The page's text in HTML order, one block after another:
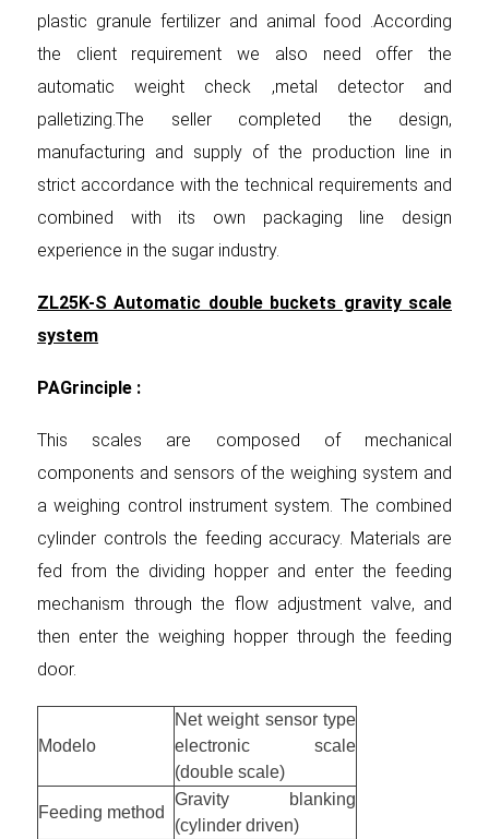
plastic granule fertilizer and animal food .According
the client requirement we also need offer the
automatic weight check ,metal detector and
palletizing.The seller completed the design,
manufacturing and supply of the production line in
strict accordance with the technical requirements and
combined with its own packaging line design
experience in the sugar industry.
ZL25K-S Automatic double buckets gravity scale
system
PAGrinciple :
This scales are composed of mechanical
components and sensors of the weighing system and
a weighing control instrument system. The combined
cylinder controls the feeding accuracy. Materials are
fed from the dividing hopper and enter the feeding
mechanism through the flow adjustment valve, and
then enter the weighing hopper through the feeding
door.
Modelo
Net weight sensor type
electronic scale
(double scale)
Feeding method
Gravity blanking
(cylinder driven)